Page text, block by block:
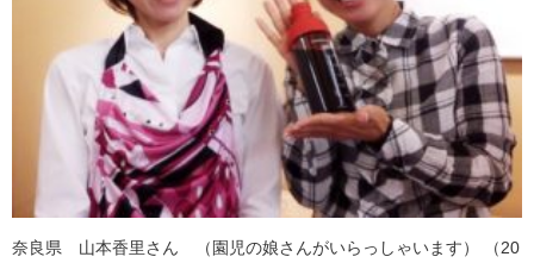
奈良県 山本香里さん （園児の娘さんがいらっしゃいます） （20